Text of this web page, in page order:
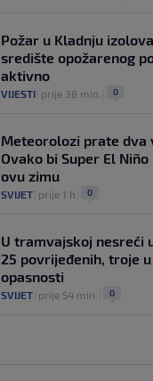
Požar u Kladnju
središte opožarenog
aktivno
VIJESTI prije 38 min. 0
Meteorolozi prate dva
Ovako bi Super El
ovu zimu
SVIJET prije 1 h 0
U tramvajskoj nesreći
25 povrijeđenih, troje
opasnosti
SVIJET prije 54 min. 0